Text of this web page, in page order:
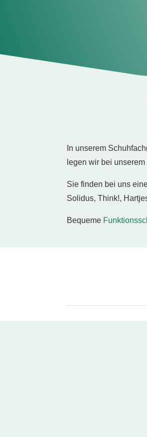
In unserem
legen wir bei
Sie finden bei uns
Solidus, Think!,
Bequeme